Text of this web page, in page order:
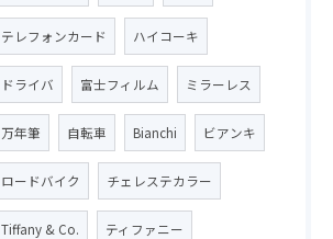
テレフォンカード ハイコーキ
ドライバ 富士フィルム ミラーレス
万年筆 自転車 Bianchi ビアンキ
ロードバイク チェレステカラー
Tiffany & Co. ティファニー